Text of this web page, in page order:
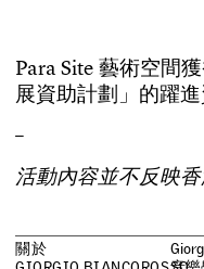
Para Site 藝術空間獲
展資助計劃 」 的躍進
–
活動內容並不反映香
關於
Giorg